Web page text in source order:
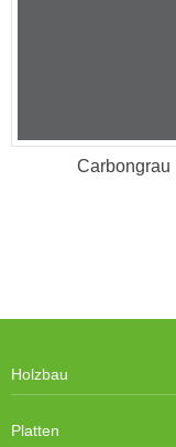
Carbongrau
Holzbau
Platten